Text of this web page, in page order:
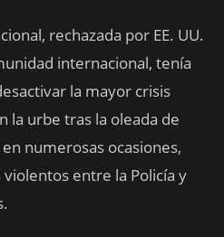
rechazada por EE. UU.
internacional, tenía
la mayor crisis
la urbe tras la oleada de
numerosas ocasiones,
entre la Policía y